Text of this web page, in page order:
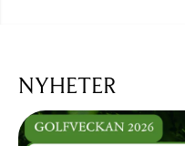
NYHETER